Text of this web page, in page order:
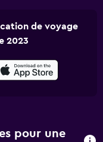
de voyage
2023
pour une